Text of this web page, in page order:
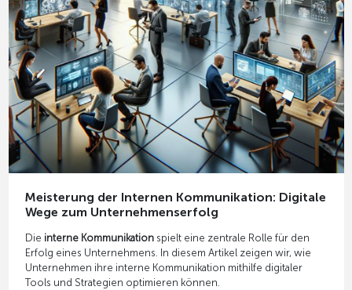
Meisterung der Internen Kommunikation: Digitale
Wege zum Unternehmenserfolg
Die interne Kommunikationspielt eine zentrale Rolle für den
Erfolg eines Unternehmens. In diesem Artikel zeigen wir, wie
Unternehmen ihre interne Kommunikation mithilfe digitaler
Tools und Strategien optimieren können.